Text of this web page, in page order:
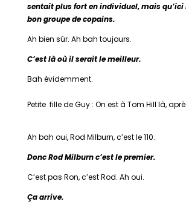
sentait plus fort en individuel, mais
bon groupe de copains.
Ah bien sûr. Ah bah toujours.
C’est là où il serait le meilleur.
Bah évidemment.
Petite fille de Guy: On est à Tom Hill là,
Ah bah oui, Rod Milburn, c’est le 110.
Donc Rod Milburn c’est le premier.
C’est pas Ron, c’est Rod. Ah oui.
Ça arrive.